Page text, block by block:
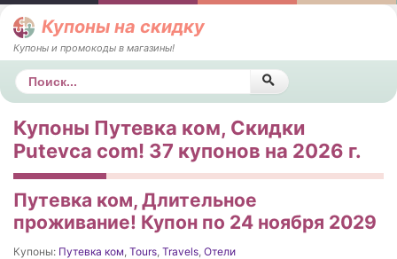
Купоны на скидку
Купоны и промокоды в магазины!
Поиск
Купоны Путевка ком, Скидки
Putevca com! 37 купонов на 2026 г.
Путевка ком, Длительное
проживание! Купон по 24 ноября 2029
Купоны: Путевка ком, Tours, Travels, Отели